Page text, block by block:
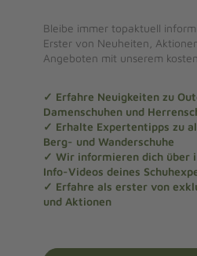
Bleibe immer topaktuell
Erster von Neuheiten,
Angeboten mit unserem
✓ Erfahre Neuigkeiten zu
Damenschuhen und
✓ Erhalte Expertentipps zu
Berg- und Wanderschuhe
✓ Wir informieren dich über
Info-Videos deines
✓ Erfahre als erster von
und Aktionen